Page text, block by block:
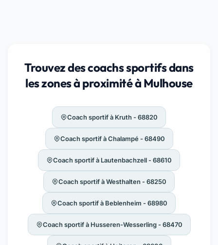
Trouvez des coachs sportifs dans
les zones à proximité à Mulhouse
Coach sportif à Kruth - 68820
Coach sportif à Chalampé - 68490
Coach sportif à Lautenbachzell - 68610
Coach sportif à Westhalten - 68250
Coach sportif à Beblenheim - 68980
Coach sportif à Husseren-Wesserling - 68470